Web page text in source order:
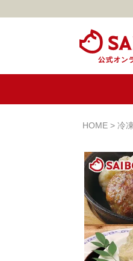
HOME 冷